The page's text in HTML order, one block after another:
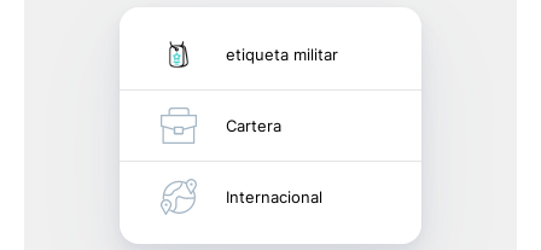
etiqueta militar
Cartera
Internacional